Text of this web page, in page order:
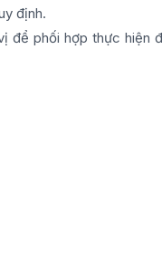
định.
để phối hợp thực hiện